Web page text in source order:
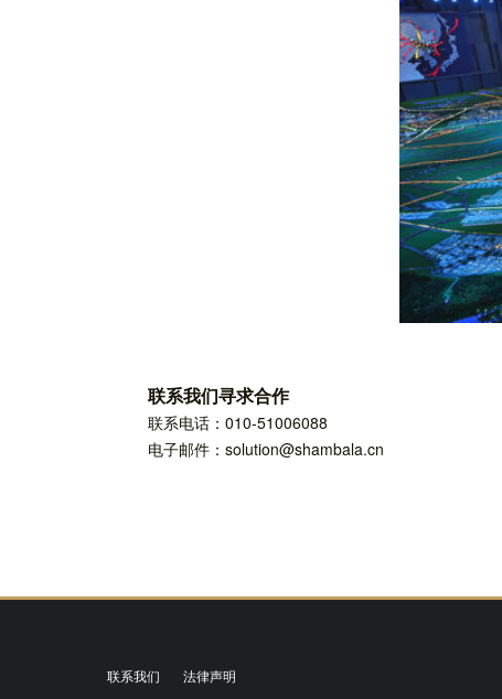
联系我们寻求合作
联系电话：010-51006088
电子邮件：solution@shambala.cn
联系我们 法律声明